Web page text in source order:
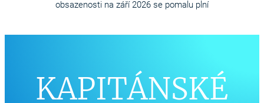
obsazenosti na září 2026 se pomalu plní
KAPITÁNSKÉ